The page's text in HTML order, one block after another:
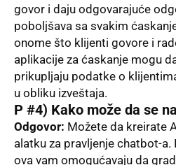
govor i daju odgovarajuće
pobolјšava sa svakim
onome što klijenti govore i
aplikacije za ćaskanje mogu
prikuplјaju podatke o
u obliku izveštaja.
P #4) Kako može da se
Odgovor: Možete da kreirate
alatku za pravlјenje chatbot-
ova vam omogućavaju da